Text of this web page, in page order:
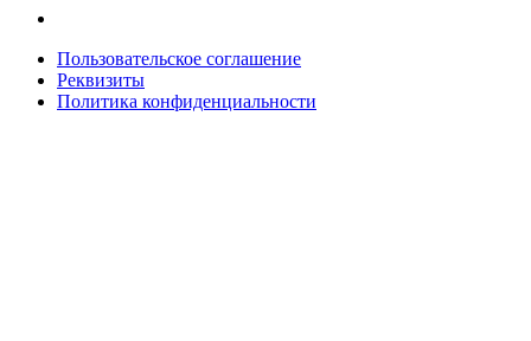
Пользовательское соглашение
Реквизиты
Политика конфиденциальности